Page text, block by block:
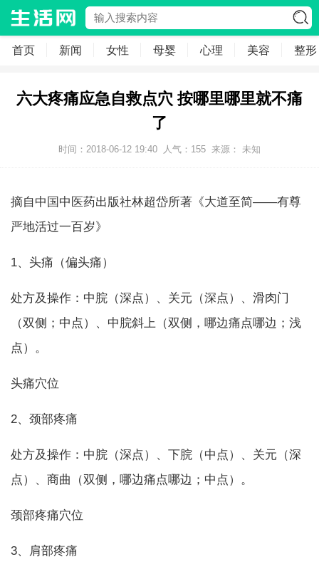
首页 新闻 女性 母婴 心理 美容 整形
六大疼痛应急自救点穴 按哪里哪里就不痛
了
时间：2018-06-12 19:40 人气： 155 来源： 未知
摘自中国中医药出版社林超岱所著《大道至简——有尊
严地活过一百岁》
1、头痛（偏头痛）
处方及操作：中脘（深点）、关元（深点）、滑肉门
（双侧；中点）、中脘斜上（双侧，哪边痛点哪边；浅
点）。
头痛穴位
2、颈部疼痛
处方及操作：中脘（深点）、下脘（中点）、关元（深
点）、商曲（双侧，哪边痛点哪边；中点）。
颈部疼痛穴位
3、肩部疼痛